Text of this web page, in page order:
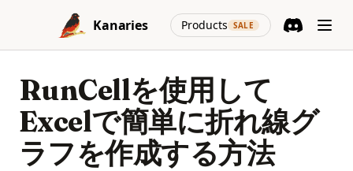
Skip to content
Kanaries
Products SALE
(opens in a
RunCellを使用して
Excelで簡単に折れ線グ
ラフを作成する方法